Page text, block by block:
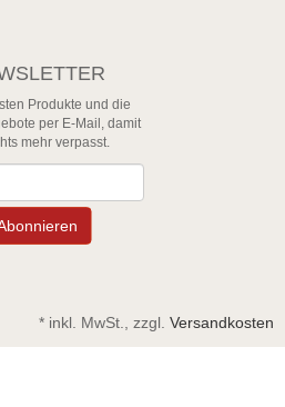
Produkte und die
per E-Mail, damit
mehr verpasst.
* inkl. MwSt., zzgl. Versandkosten